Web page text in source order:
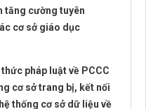
tăng cường tuyên
cơ sở giáo dục
pháp luật về PCCC
cơ sở trang bị, kết nối
thống cơ sở dữ liệu về